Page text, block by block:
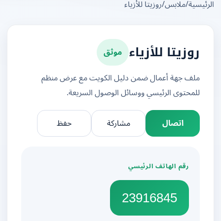
/ملابس/روزيتا للأزياء
روزيتا للأزياء موثق
ملف جهة أعمال ضمن دليل الكويت مع عرض منظم
للمحتوى الرئيسي ووسائل الوصول السريعة.
اتصال
مشاركة
رقم الهاتف الرئيسي
23916845